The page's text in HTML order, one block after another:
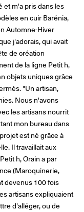
et m'a pris dans les
en cuir Barénia,
Automne-Hiver
j'adorais, qui avait
de création
de la ligne Petit h,
objets uniques grâce
"Un artisan,
Nous n'avons
les artisans nourrit
mon bureau dans
est né grâce à
Il travaillait aux
h, Orain a par
(Maroquinerie,
devenus 100 fois
artisans expliquaient
d'alléger, ou de